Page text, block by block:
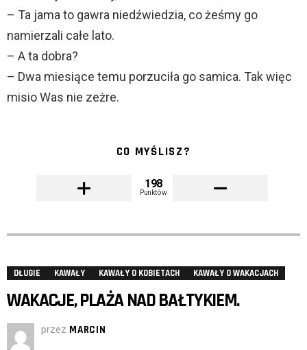
– Ta jama to gawra niedźwiedzia, co żeśmy go
namierzali całe lato.
– A ta dobra?
– Dwa miesiące temu porzuciła go samica. Tak więc
misio Was nie zeżre.
CO MYŚLISZ?
198
Punktów
DŁUGIE KAWAŁY KAWAŁY O KOBIETACH KAWAŁY O WAKACJACH
WAKACJE, PLAŻA NAD BAŁTYKIEM.
przez MARCIN